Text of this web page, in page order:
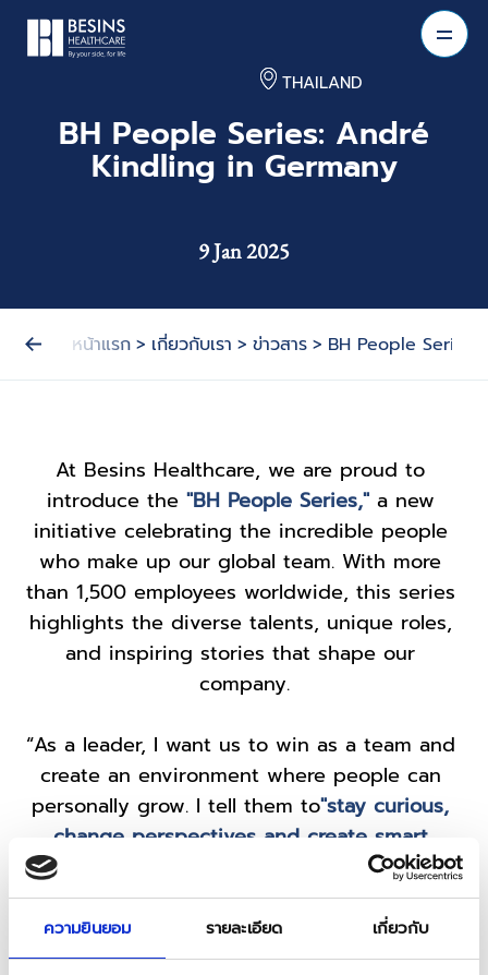
ความยินยอม รายละเอียด เกี่ยวกับ
THAILAND
BH People Series: André
Kindling in Germany
9 Jan 2025
หน้าแรก > เกี่ยวกับเรา > ข่าวสาร > BH People
At Besins Healthcare, we are proud to
introduce the "BH People Series," a new
initiative celebrating the incredible people
who make up our global team. With more
than 1,500 employees worldwide, this series
highlights the diverse talents, unique roles,
and inspiring stories that shape our
company.
“As a leader, I want us to win as a team and
create an environment where people can
personally grow. I tell them to"stay curious,
change perspectives and create smart
solutions"
” Andre Kindling, General Manager,
is a passionate leader in our Besins
Healthcare Germany team, where he drives
success in his team with a no-limitations